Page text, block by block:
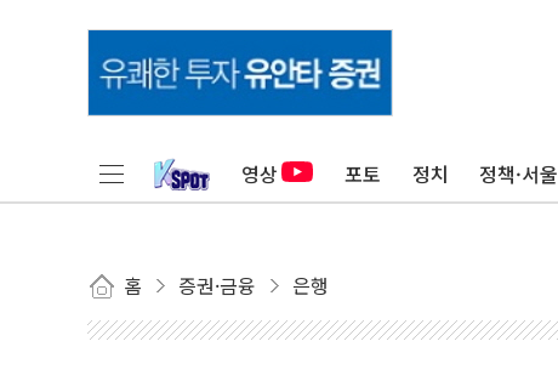
영상 포토 정치 정책·서울
홈 증권·금융 은행